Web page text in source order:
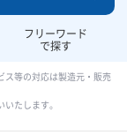
フリーワード
で探す
ス等の対応は製造元・販売
たします。